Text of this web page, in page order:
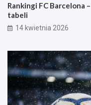
Rankingi FC Barcelona
tabeli
14 kwietnia 2026